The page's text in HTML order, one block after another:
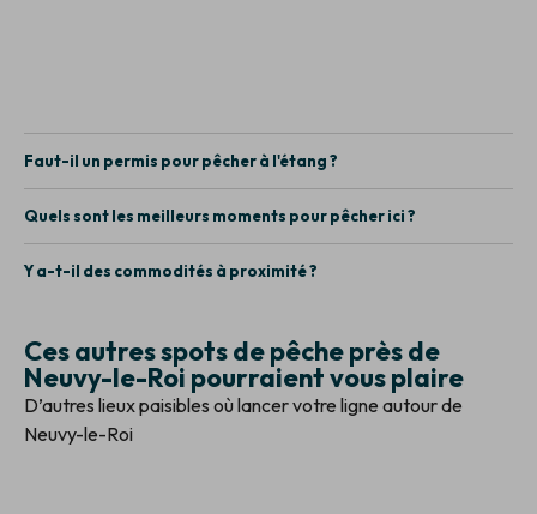
Faut-il un permis pour pêcher à l'étang ?
Quels sont les meilleurs moments pour pêcher ici ?
Y a-t-il des commodités à proximité ?
Ces autres spots de pêche près de
Neuvy-le-Roi pourraient vous plaire
D’autres lieux paisibles où lancer votre ligne autour de
Neuvy-le-Roi